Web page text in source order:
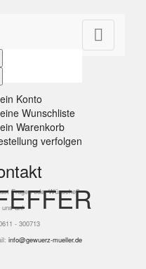

Konto
Wunschliste
Warenkorb
verfolgen
Fragen oder Wünsche?
uns an!
- 300713
info@gewuerz-mueller.de